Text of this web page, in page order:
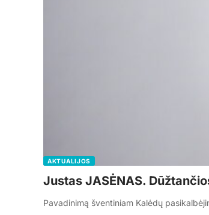
AKTUALIJOS
Justas JASĖNAS.
Pavadinimą šventiniam Kalėdų